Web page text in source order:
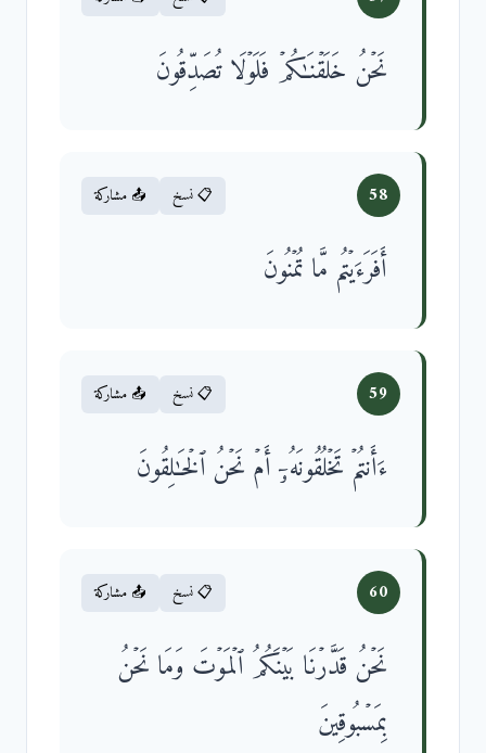
نَحۡنُ خَلَقۡنَـٰكُمۡ فَلَوۡلَا تُصَدِّقُونَ
58 📋 نسخ 📤 مشاركة
أَفَرَءَیۡتُم مَّا تُمۡنُونَ
59 📋 نسخ 📤 مشاركة
ءَأَنتُمۡ تَخۡلُقُونَهُۥۤ أَمۡ نَحۡنُ ٱلۡخَـٰلِقُونَ
60 📋 نسخ 📤 مشاركة
نَحۡنُ قَدَّرۡنَا بَیۡنَكُمُ ٱلۡمَوۡتَ وَمَا نَحۡنُ
بِمَسۡبُوقِینَ